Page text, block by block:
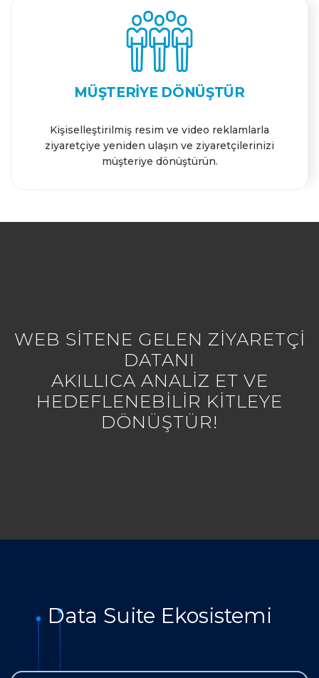
MÜŞTERIYE DÖNÜŞTÜR
Kişiselleştirilmiş resim ve video reklamlarla
ziyaretçiye yeniden ulaşın ve ziyaretçilerinizi
müşteriye dönüştürün.
WEB SITENE GELEN ZIYARETÇI
DATANI
AKILLICA ANALIZ ET VE
HEDEFLENEBILIR KITLEYE
DÖNÜŞTÜR!
Data Suite Ekosistemi